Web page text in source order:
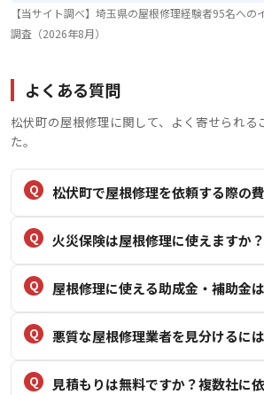
【当サイト調べ】埼玉県の屋根修理経験者95名への
調査（2026年8月）
よくある質問
松伏町の屋根修理に関して、よく寄せられる
た。
松伏町で屋根修理を依頼する際の
火災保険は屋根修理に使えますか？
屋根修理に使える助成金・補助金
悪質な屋根修理業者を見分けるに
見積もりは無料ですか？複数社に